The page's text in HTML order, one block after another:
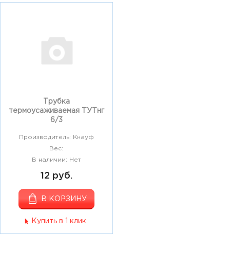
Трубка
термоусаживаемая ТУТнг
6/3
Производитель: Кнауф
Вес:
В наличии: Нет
12 руб.
В КОРЗИНУ
Купить в 1 клик